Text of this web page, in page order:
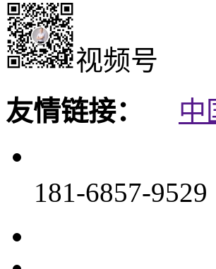
视频号
友情链接：
中
181-6857-9529